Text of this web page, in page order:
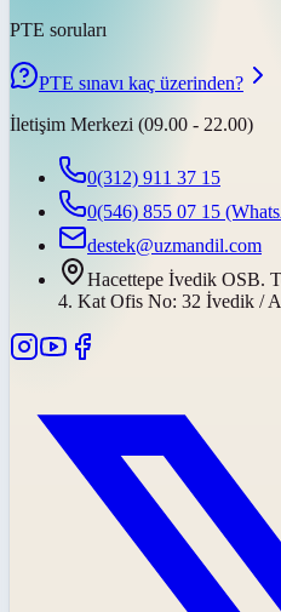
PTE soruları
PTE sınavı kaç üzerinden?
İletişim Merkezi (09.00 - 22.00)
0(312) 911 37 15
0(546) 855 07 15
destek@uzmandil.com
Hacettepe İvedik OSB.
4. Kat Ofis No: 32 İvedik /